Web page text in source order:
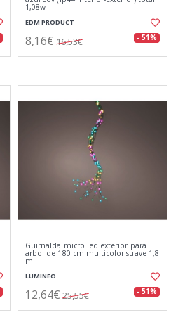
1,08w
EDM PRODUCT
8,16€ 16,53€ - 51%
Guirnalda micro led exterior para
arbol de 180 cm multicolor suave 1,8
m
LUMINEO
12,64€ 25,55€ - 51%